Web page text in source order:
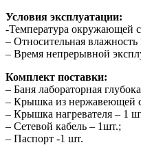
Условия эксплуатации:
-Температура окружающей
– Относительная влажность
– Время непрерывной
Комплект поставки:
– Баня лабораторная
– Крышка из нержавеющей
– Крышка нагревателя – 1
– Сетевой кабель – 1шт.;
– Паспорт -1 шт.